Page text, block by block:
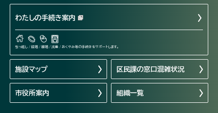
わたしの手続き案内
引っ越し / 結婚 / 離婚 / 出産 / おくやみ等の手続きをサポートします。
施設マップ 区民課の窓口混雑状況
市役所案内 組織一覧